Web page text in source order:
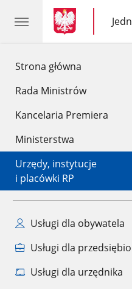
Strona główna
Rada Ministrów
Kancelaria Premiera
Ministerstwa
Urzędy, instytucje
i placówki RP
Usługi dla obywatela
Usługi dla
Usługi dla urzędnika
gov.pl
gov.pl
Jednostki